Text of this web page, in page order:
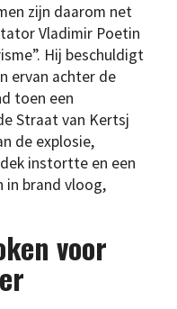
zijn daarom net
Vladimir Poetin
Hij beschuldigt
ervan achter de
toen een
Straat van Kertsj
de explosie,
instortte en een
in brand vloog,
voor